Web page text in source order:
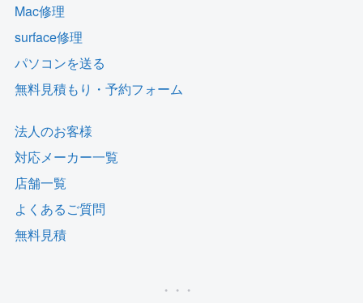
Mac修理
surface修理
パソコンを送る
無料見積もり・予約フォーム
法人のお客様
対応メーカー一覧
店舗一覧
よくあるご質問
無料見積